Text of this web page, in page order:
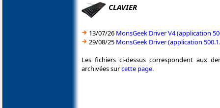
CLAVIER
13/07/26 MonsGeek Driver V4 (application
29/08/25 MonsGeek Driver (application
Les fichiers ci-dessus correspondent aux
archivées surcette page.